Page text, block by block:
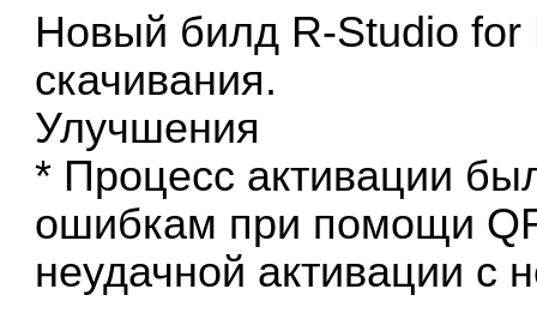
Новый билд R-Studio for
скачивания.
Улучшения
* Процесс активации
ошибкам при помощи
неудачной активации с